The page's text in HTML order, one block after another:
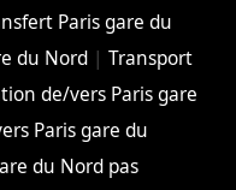
Paris gare du
du Nord |Transport
de/vers Paris gare
Paris gare du
du Nord pas